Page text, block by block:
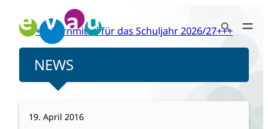
Inhalt
springen
Search
for:
+++Lernmittel für das Schuljahr 2026/27+++
NEWS
19. April 2016
Q1: